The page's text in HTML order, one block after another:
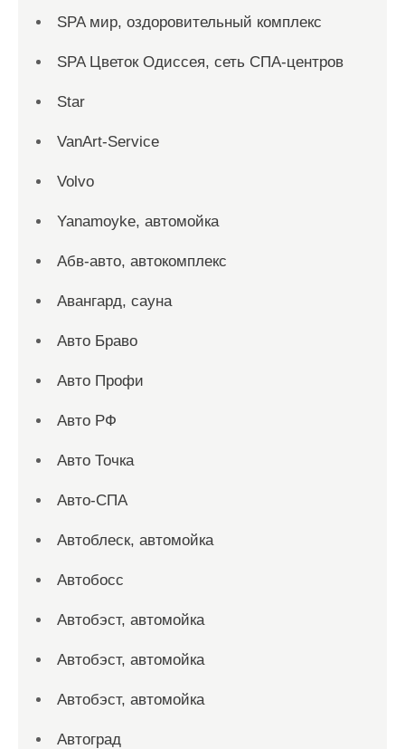
SPA мир, оздоровительный комплекс
SPA Цветок Одиссея, сеть СПА-центров
Star
VanArt-Service
Volvo
Yanamoyke, автомойка
Абв-авто, автокомплекс
Авангард, сауна
Авто Браво
Авто Профи
Авто РФ
Авто Точка
Авто-СПА
Автоблеск, автомойка
Автобосс
Автобэст, автомойка
Автобэст, автомойка
Автобэст, автомойка
Автоград